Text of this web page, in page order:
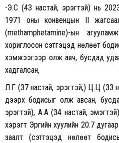
-Э.С (43 настай, эрэгтэй) нь
1971 оны конвенцын II
(methamphetamine)-ын
хориглосон сэтгэцэд нөлөөт
хэмжээгээр олж авч, бусдад
хадгалсан,
Л.Г (37 настай, эрэгтэй,) Ц.Ц (33
дээрх бодисыг олж авсан,
эрэгтэй), А.А (34 настай,
хэрэгт Эрүүгийн хуулийн 20.7
заалт (сэтгэцэд нөлөөт